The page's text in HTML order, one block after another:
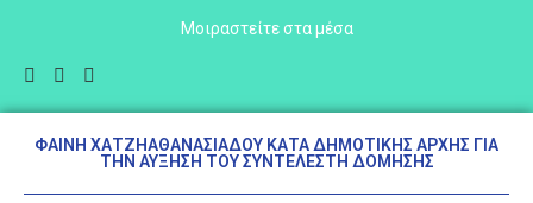
Mοιραστείτε στα μέσα
ΦΑΊΝΗ ΧΑΤΖΗΑΘΑΝΑΣΙΆΔΟΥ ΚΑΤΆ ΔΗΜΟΤΙΚΉΣ ΑΡΧΉΣ ΓΙΑ
ΤΗΝ ΑΎΞΗΣΗ ΤΟΥ ΣΥΝΤΕΛΕΣΤΉ ΔΌΜΗΣΗΣ